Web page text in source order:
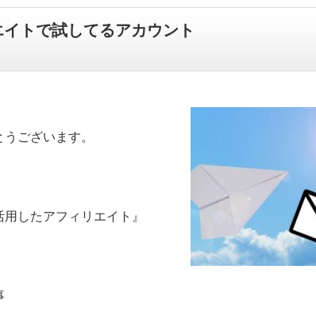
トで試してるアカウント
ございます。
したアフィリエイト』